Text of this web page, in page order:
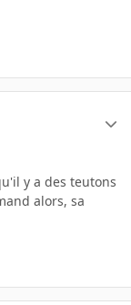
y a des teutons
alors, sa